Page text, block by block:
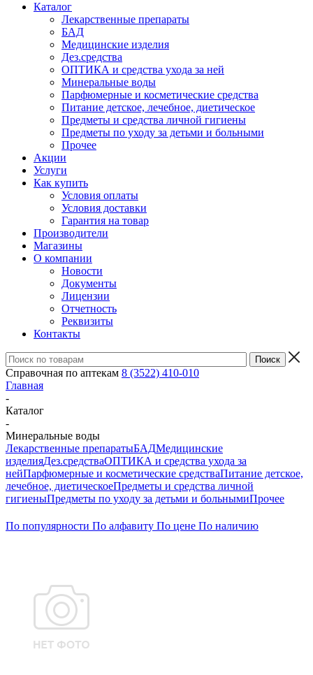
Каталог
Лекарственные препараты
БАД
Медицинские изделия
Дез.средства
ОПТИКА и средства ухода за ней
Минеральные воды
Парфюмерные и косметические средства
Питание детское, лечебное, диетическое
Предметы и средства личной гигиены
Предметы по уходу за детьми и больными
Прочее
Акции
Услуги
Как купить
Условия оплаты
Условия доставки
Гарантия на товар
Производители
Магазины
О компании
Новости
Документы
Лицензии
Отчетность
Реквизиты
Контакты
Справочная по аптекам 8 (3522) 410-010
Главная
-
Каталог
-
Минеральные воды
Лекарственные препаратыБАДМедицинские
изделияДез.средстваОПТИКА и средства ухода за
нейПарфюмерные и косметические средстваПитание детское,
лечебное, диетическоеПредметы и средства личной
гигиеныПредметы по уходу за детьми и больнымиПрочее
По популярности По алфавиту По цене По наличию